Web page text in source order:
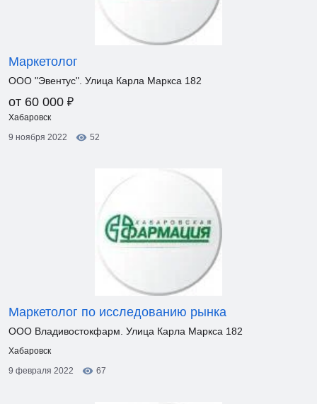
Маркетолог
ООО "Эвентус". Улица Карла Маркса 182
от 60 000 ₽
Хабаровск
9 ноября 2022
52
Маркетолог по исследованию рынка
ООО Владивостокфарм. Улица Карла Маркса 182
Хабаровск
9 февраля 2022
67